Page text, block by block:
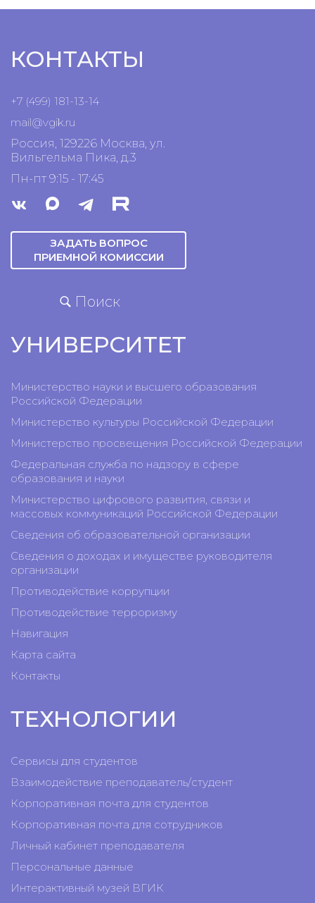
КОНТАКТЫ
+7 (499) 181-13-14
mail@vgik.ru
Россия, 129226 Москва, ул.
Вильгельма Пика, д.3
Пн-пт 9:15 - 17:45
ЗАДАТЬ ВОПРОС
ПРИЕМНОЙ КОМИССИИ
Поиск
УНИВЕРСИТЕТ
Министерство науки и высшего образования
Российской Федерации
Министерство культуры Российской Федерации
Министерство просвещения Российской Федерации
Федеральная служба по надзору в сфере
образования и науки
Министерство цифрового развития, связи и
массовых коммуникаций Российской Федерации
Сведения об образовательной организации
Сведения о доходах и имуществе руководителя
организации
Противодействие коррупции
Противодействие терроризму
Навигация
Карта сайта
Контакты
ТЕХНОЛОГИИ
Сервисы для студентов
Взаимодействие преподаватель/студент
Корпоративная почта для студентов
Корпоративная почта для сотрудников
Личный кабинет преподавателя
Персональные данные
Интерактивный музей ВГИК